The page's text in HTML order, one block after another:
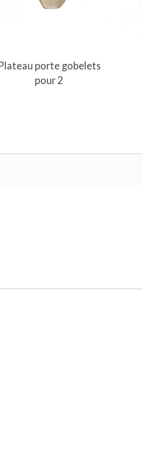
Ajouter au panier
Plateau porte gobelets
pour 2